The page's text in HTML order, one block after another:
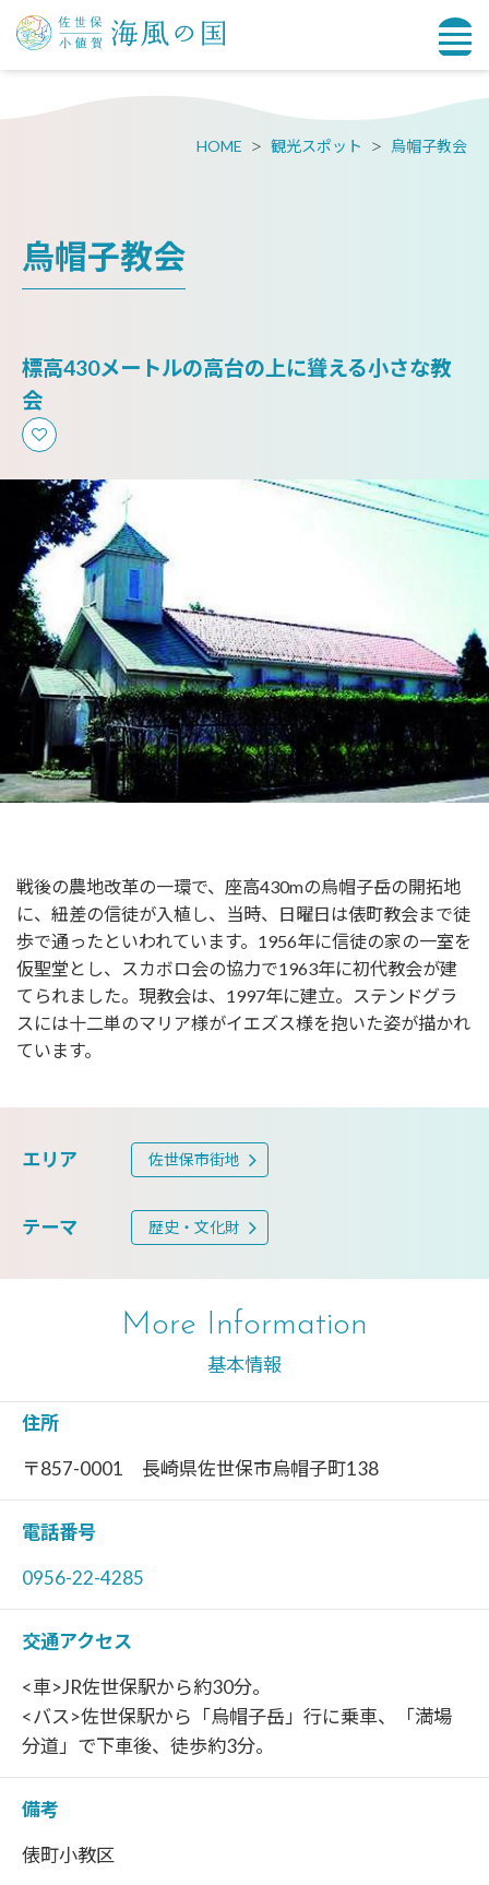
HOME 観光スポット 烏帽子教会
烏帽子教会
標高430メートルの高台の上に聳える小さな教
会
戦後の農地改革の一環で、座高430mの烏帽子岳の開拓地
に、紐差の信徒が入植し、当時、日曜日は俵町教会まで徒
歩で通ったといわれています。1956年に信徒の家の一室を
仮聖堂とし、スカボロ会の協力で1963年に初代教会が建
てられました。現教会は、1997年に建立。ステンドグラ
スには十二単のマリア様がイエズス様を抱いた姿が描かれ
ています。
エリア 佐世保市街地
テーマ 歴史・文化財
More Information
基本情報
住所
〒857-0001 長崎県佐世保市烏帽子町138
電話番号
0956-22-4285
交通アクセス
<車>JR佐世保駅から約30分。
<バス>佐世保駅から「烏帽子岳」行に乗車、「満場
分道」で下車後、徒歩約3分。
備考
俵町小教区